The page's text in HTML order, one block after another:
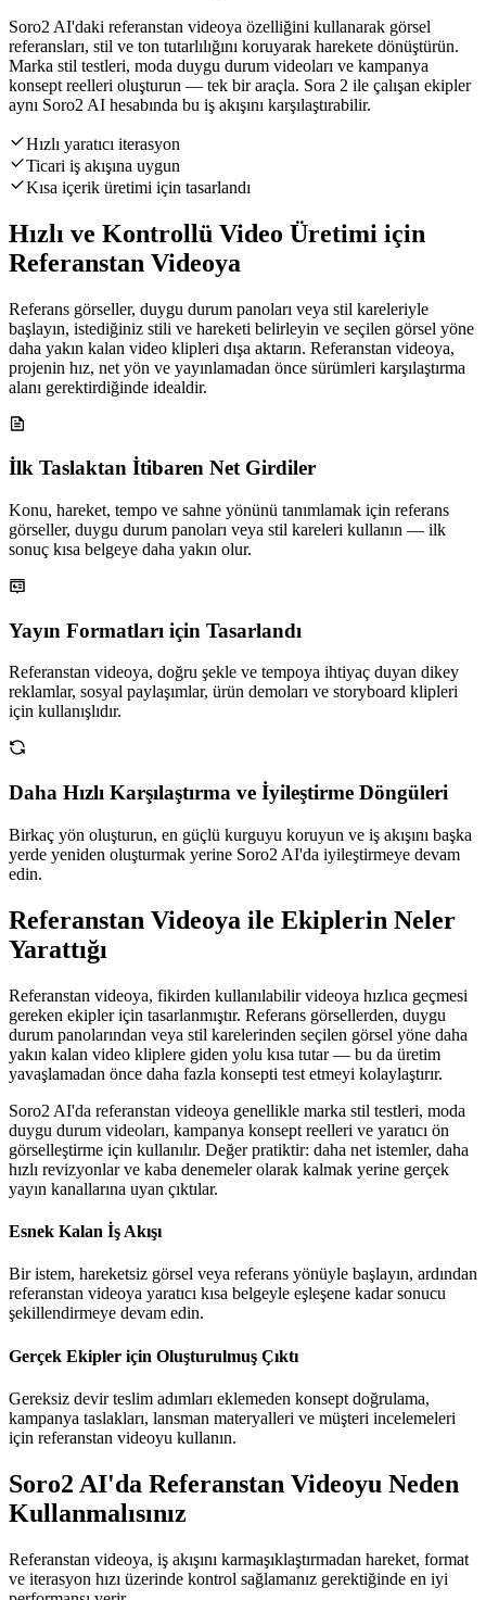
Soro2 AI'daki referanstan videoya özelliğini kullanarak görsel
referansları, stil ve ton tutarlılığını koruyarak harekete dönüştürün.
Marka stil testleri, moda duygu durum videoları ve kampanya
konsept reelleri oluşturun — tek bir araçla. Sora 2 ile çalışan ekipler
aynı Soro2 AI hesabında bu iş akışını karşılaştırabilir.
Hızlı yaratıcı iterasyon
Ticari iş akışına uygun
Kısa içerik üretimi için tasarlandı
Hızlı ve Kontrollü Video Üretimi için
Referanstan Videoya
Referans görseller, duygu durum panoları veya stil kareleriyle
başlayın, istediğiniz stili ve hareketi belirleyin ve seçilen görsel yöne
daha yakın kalan video klipleri dışa aktarın. Referanstan videoya,
projenin hız, net yön ve yayınlamadan önce sürümleri karşılaştırma
alanı gerektirdiğinde idealdir.
İlk Taslaktan İtibaren Net Girdiler
Konu, hareket, tempo ve sahne yönünü tanımlamak için referans
görseller, duygu durum panoları veya stil kareleri kullanın — ilk
sonuç kısa belgeye daha yakın olur.
Yayın Formatları için Tasarlandı
Referanstan videoya, doğru şekle ve tempoya ihtiyaç duyan dikey
reklamlar, sosyal paylaşımlar, ürün demoları ve storyboard klipleri
için kullanışlıdır.
Daha Hızlı Karşılaştırma ve İyileştirme Döngüleri
Birkaç yön oluşturun, en güçlü kurguyu koruyun ve iş akışını başka
yerde yeniden oluşturmak yerine Soro2 AI'da iyileştirmeye devam
edin.
Referanstan Videoya ile Ekiplerin Neler
Yarattığı
Referanstan videoya, fikirden kullanılabilir videoya hızlıca geçmesi
gereken ekipler için tasarlanmıştır. Referans görsellerden, duygu
durum panolarından veya stil karelerinden seçilen görsel yöne daha
yakın kalan video kliplere giden yolu kısa tutar — bu da üretim
yavaşlamadan önce daha fazla konsepti test etmeyi kolaylaştırır.
Soro2 AI'da referanstan videoya genellikle marka stil testleri, moda
duygu durum videoları, kampanya konsept reelleri ve yaratıcı ön
görselleştirme için kullanılır. Değer pratiktir: daha net istemler, daha
hızlı revizyonlar ve kaba denemeler olarak kalmak yerine gerçek
yayın kanallarına uyan çıktılar.
Esnek Kalan İş Akışı
Bir istem, hareketsiz görsel veya referans yönüyle başlayın, ardından
referanstan videoya yaratıcı kısa belgeyle eşleşene kadar sonucu
şekillendirmeye devam edin.
Gerçek Ekipler için Oluşturulmuş Çıktı
Gereksiz devir teslim adımları eklemeden konsept doğrulama,
kampanya taslakları, lansman materyalleri ve müşteri incelemeleri
için referanstan videoyu kullanın.
Soro2 AI'da Referanstan Videoyu Neden
Kullanmalısınız
Referanstan videoya, iş akışını karmaşıklaştırmadan hareket, format
ve iterasyon hızı üzerinde kontrol sağlamanız gerektiğinde en iyi